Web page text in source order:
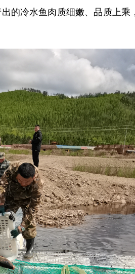
的冷水鱼肉质细嫩、品质上